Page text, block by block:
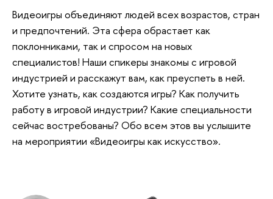
Видеоигры объединяют людей всех возрастов, стран
и предпочтений. Эта сфера обрастает как
поклонниками, так и спросом на новых
специалистов! Наши спикеры знакомы с игровой
индустрией и расскажут вам, как преуспеть в ней.
Хотите узнать, как создаются игры? Как получить
работу в игровой индустрии? Какие специальности
сейчас востребованы? Обо всем этов вы услышите
на мероприятии «Видеоигры как искусство».